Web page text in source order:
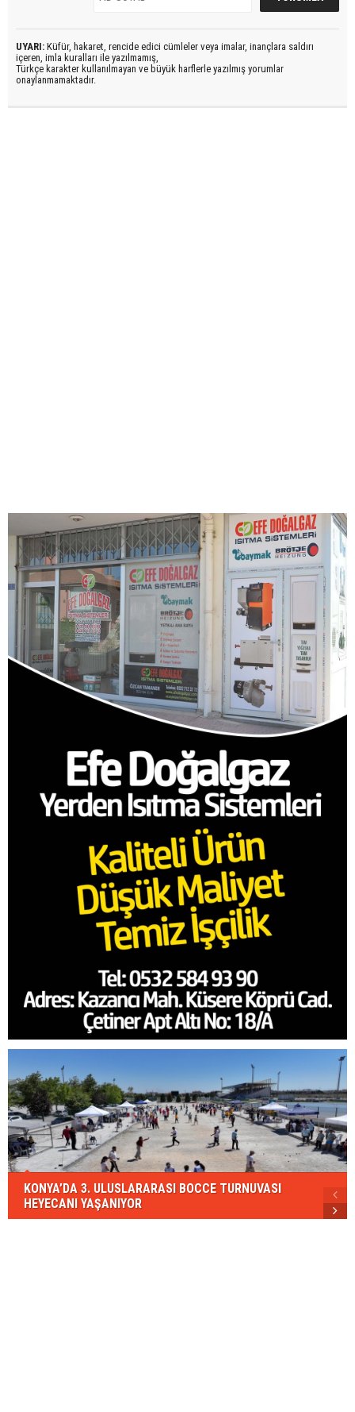
UYARI: Küfür, hakaret, rencide edici cümleler veya imalar, inançlara saldırı
içeren, imla kuralları ile yazılmamış,
Türkçe karakter kullanılmayan ve büyük harflerle yazılmış yorumlar
onaylanmamaktadır.
KONYA’DA 3. ULUSLARARASI BOCCE TURNUVASI
HEYECANI YAŞANIYOR